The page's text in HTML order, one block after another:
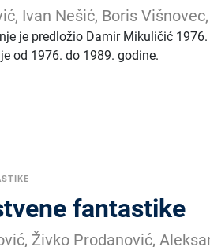
Ivan Nešić, Boris
je predložio Damir Mikuličić
od 1976. do 1989. godine.
fantastike
Živko Prodanović,